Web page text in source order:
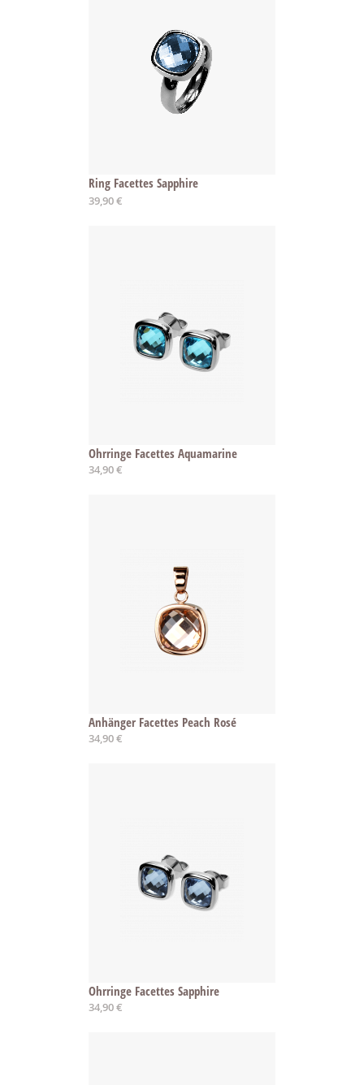
Ring Facettes Sapphire
Ab
39,90 €
Ohrringe Facettes Aquamarine
34,90 €
Anhänger Facettes Peach Rosé
34,90 €
Ohrringe Facettes Sapphire
34,90 €